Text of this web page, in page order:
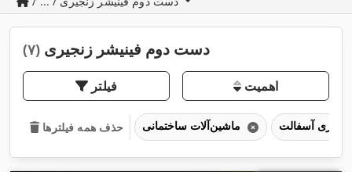
دست دوم فینیشر زنجیری (۷)
فیلتر اهمیت
حذف همه فیلترها